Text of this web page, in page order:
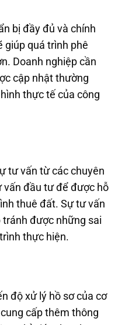
bị đầy đủ và chính
giúp quá trình phê
Doanh nghiệp cần
cập nhật thường
thực tế của công
tư vấn từ các chuyên
vấn đầu tư để được hỗ
thuê đất. Sự tư vấn
tránh được những sai
thực hiện.
độ xử lý hồ sơ của cơ
cấp thêm thông